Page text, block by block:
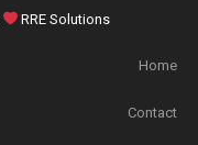
RRE Solutions
Home
Contact